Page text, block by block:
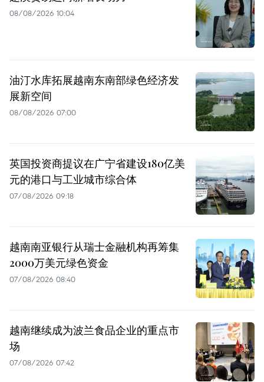
08/08/2026 10:04
油汀水库拓展越南东南部绿色经济发
展新空间
08/08/2026 07:00
英国投资商提议在广宁省建设180亿美
元的港口与工业城市综合体
07/08/2026 09:18
越南南亚银行从瑞士金融机构再筹集
2000万美元绿色资金
07/08/2026 08:40
越南继续成为波兰食品企业的重点市
场
07/08/2026 07:42